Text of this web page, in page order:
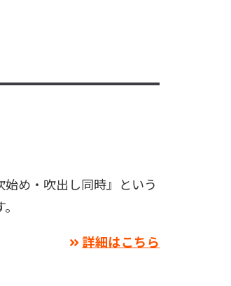
め・吹出し同時』という
詳細はこちら